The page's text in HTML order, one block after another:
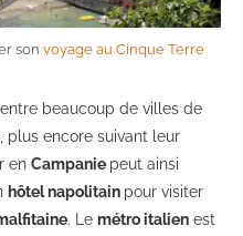
son voyage au Cinque Terre
beaucoup de villes de
plus encore suivant leur
en Campanie peut ainsi
hôtel napolitain pour visiter
. Le métro italien est